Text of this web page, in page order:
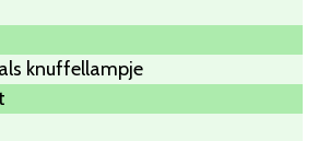
knuffellampje